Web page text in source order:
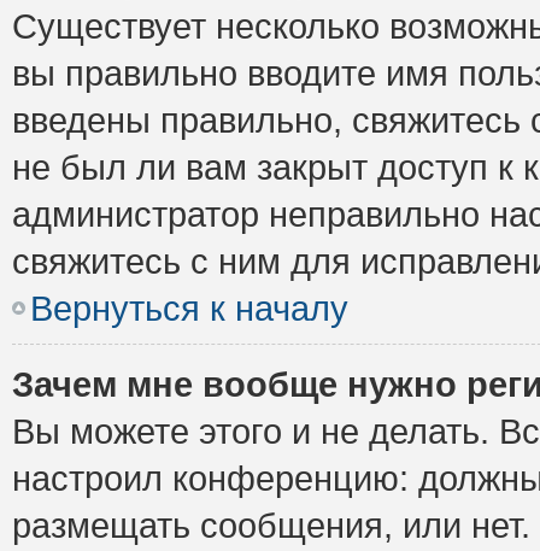
Существует несколько
вы правильно вводите имя
введены правильно,
не был ли вам закрыт доступ к
администратор неправильно
свяжитесь с ним для
Вернуться к началу
Зачем мне вообще нужно
Вы можете этого и не делать.
настроил конференцию:
размещать сообщения, или